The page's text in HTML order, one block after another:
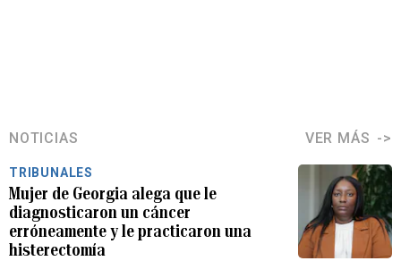
NOTICIAS VER MÁS
TRIBUNALES
Mujer de Georgia alega que le
diagnosticaron un cáncer
erróneamente y le practicaron una
histerectomía